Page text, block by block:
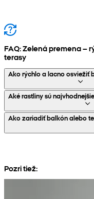
FAQ: Zelená premena –
terasy
Ako rýchlo a lacno osviežiť
Aké rastliny sú
Ako zariadiť balkón alebo
Pozri tiež: